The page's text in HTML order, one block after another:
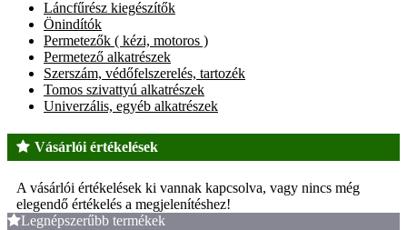
Láncfűrész kiegészítők
Önindítók
Permetezők ( kézi, motoros )
Permetező alkatrészek
Szerszám, védőfelszerelés, tartozék
Tomos szivattyú alkatrészek
Univerzális, egyéb alkatrészek
Vásárlói értékelések
A vásárlói értékelések ki vannak kapcsolva, vagy nincs még
elegendő értékelés a megjelenítéshez!
Legnépszerűbb termékek